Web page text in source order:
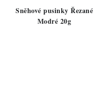
Sněhové pusinky Řezané
Modré 20g